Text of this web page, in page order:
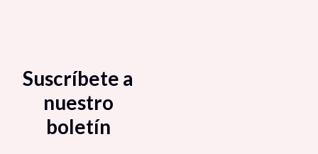
Suscríbete a
nuestro
boletín